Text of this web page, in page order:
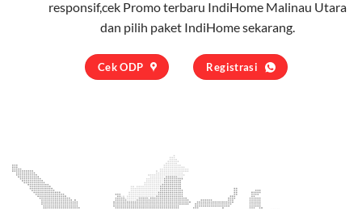
responsif,cek Promo terbaru IndiHome Malinau Utara
dan pilih paket IndiHomesekarang.
Cek ODP Registrasi